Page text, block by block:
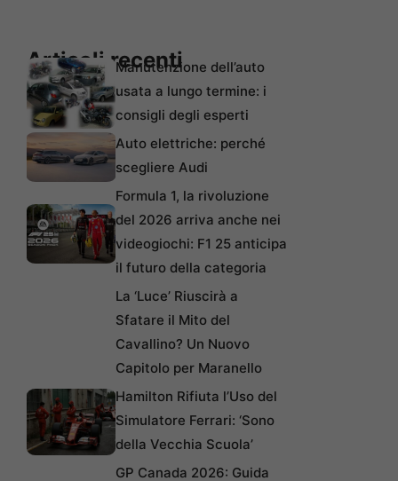
Articoli recentiManutenzione dell’auto
usata a lungo termine: i
consigli degli esperti
Auto elettriche: perché
scegliere Audi
Formula 1, la rivoluzione
del 2026 arriva anche nei
videogiochi: F1 25 anticipa
il futuro della categoria
La ‘Luce’ Riuscirà a
Sfatare il Mito del
Cavallino? Un Nuovo
Capitolo per Maranello
Hamilton Rifiuta l’Uso del
Simulatore Ferrari: ‘Sono
della Vecchia Scuola’
GP Canada 2026: Guida